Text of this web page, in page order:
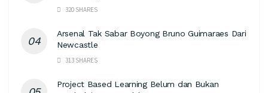
320 SHARES
Arsenal Tak Sabar Boyong Bruno Guimaraes Dari
Newcastle
313 SHARES
Project Based Learning Belum dan Bukan